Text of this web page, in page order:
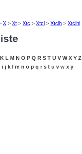
X > Xt > Xtc > Xtcl > Xtclh > Xtclhi
K L M N O P Q R S T U V W X Y Z
i j k l m n o p q r s t u v w x y